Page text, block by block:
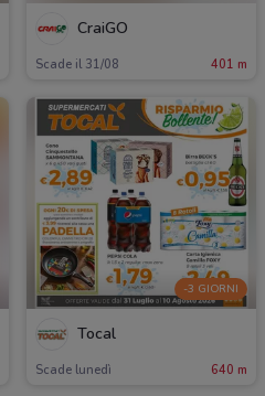
CraiGO
Scade il 31/08 401 m
-3 GIORNI
Tocal
Scade lunedì 640 m